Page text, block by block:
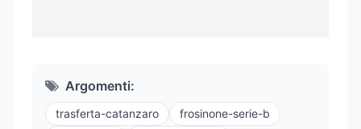
Argomenti:
trasferta-catanzaro
frosinone-serie-b